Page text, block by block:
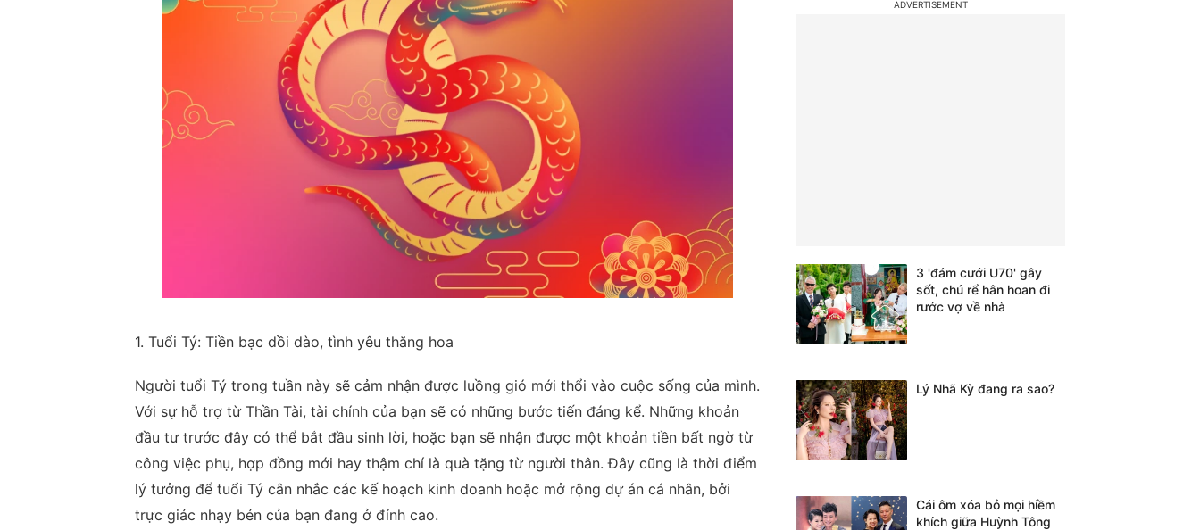
1. Tuổi Tý: Tiền bạc dồi dào, tình yêu thăng hoa
Người tuổi Tý trong tuần này sẽ cảm nhận được luồng gió mới thổi vào cuộc sống của mình.
Với sự hỗ trợ từ Thần Tài, tài chính của bạn sẽ có những bước tiến đáng kể. Những khoản
đầu tư trước đây có thể bắt đầu sinh lời, hoặc bạn sẽ nhận được một khoản tiền bất ngờ từ
công việc phụ, hợp đồng mới hay thậm chí là quà tặng từ người thân. Đây cũng là thời điểm
lý tưởng để tuổi Tý cân nhắc các kế hoạch kinh doanh hoặc mở rộng dự án cá nhân, bởi
trực giác nhạy bén của bạn đang ở đỉnh cao.
3 'đám cưới U70' gây
sốt, chú rể hân hoan đi
rước vợ về nhà
Lý Nhã Kỳ đang ra sao?
Cái ôm xóa bỏ mọi hiềm
khích giữa Huỳnh Tông